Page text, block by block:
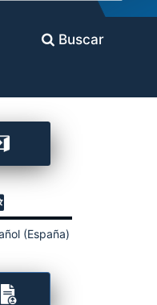
Buscar
(España)